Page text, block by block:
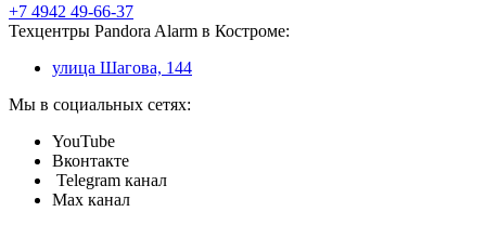
+7 4942 49-66-37
Техцентры Pandora Alarm в Костроме:
улица Шагова, 144
Мы в социальных сетях:
YouTube
Вконтакте
Telegram канал
Max канал